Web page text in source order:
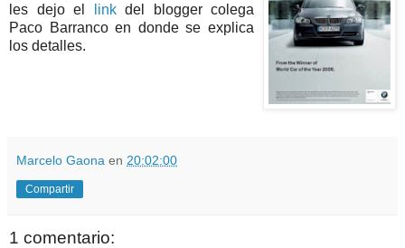
les dejo el
linkdel blogger colega
Paco Barranco en donde se explica
los detalles.
Marcelo Gaona en 20:02:00
Compartir
1 comentario: